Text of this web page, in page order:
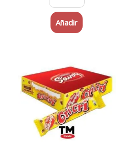
Añadir
CRI
CRI
12x27g
cantidad